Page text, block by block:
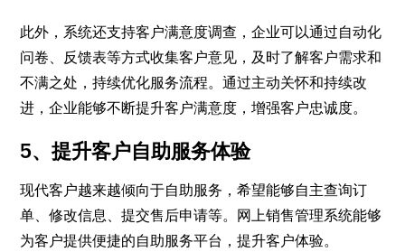
此外，系统还支持客户满意度调查，企业可以通过自动化
问卷、反馈表等方式收集客户意见，及时了解客户需求和
不满之处，持续优化服务流程。通过主动关怀和持续改
进，企业能够不断提升客户满意度，增强客户忠诚度。
5、提升客户自助服务体验
现代客户越来越倾向于自助服务，希望能够自主查询订
单、修改信息、提交售后申请等。网上销售管理系统能够
为客户提供便捷的自助服务平台，提升客户体验。